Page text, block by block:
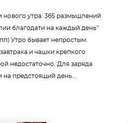
нового утра: 365 размышлений
благодати на каждый день"
Утро бывает непростым.
и чашки крепкого
недостаточно. Для заряда
на предстоящий день...